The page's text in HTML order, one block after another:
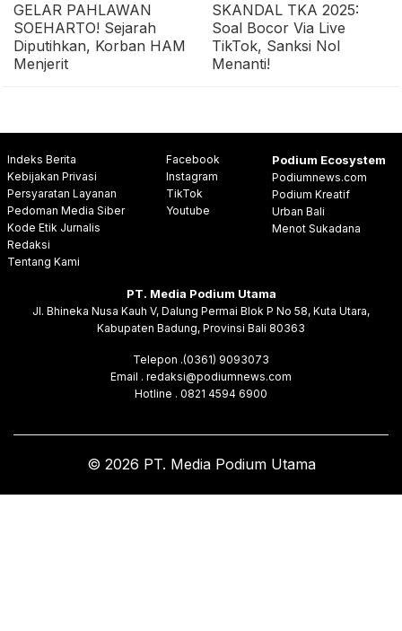
GELAR PAHLAWAN
SOEHARTO! Sejarah
Diputihkan, Korban HAM
Menjerit
SKANDAL TKA 2025:
Soal Bocor Via Live
TikTok, Sanksi Nol
Menanti!
Indeks Berita
Kebijakan Privasi
Persyaratan Layanan
Pedoman Media Siber
Kode Etik Jurnalis
Redaksi
Tentang Kami
Facebook
Instagram
TikTok
Youtube
Podium Ecosystem
Podiumnews.com
Podium Kreatif
Urban Bali
Menot Sukadana
PT. Media Podium Utama
Jl. Bhineka Nusa Kauh V, Dalung Permai Blok P No 58, Kuta Utara,
Kabupaten Badung, Provinsi Bali 80363
Telepon .(0361) 9093073
Email . redaksi@podiumnews.com
Hotline . 0821 4594 6900
© 2026 PT. Media Podium Utama